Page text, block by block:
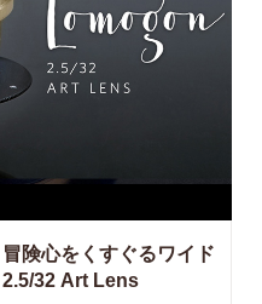
冒険心をくすぐるワイド
32 Art Lens